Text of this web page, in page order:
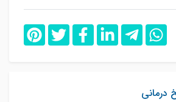
درمانی